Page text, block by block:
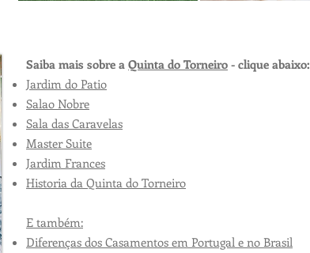
Saiba mais sobre a Quinta do Torneiro - clique abaixo:
Jardim do Patio
Salao Nobre
Sala das Caravelas
Master Suite
Jardim Frances
Historia da Quinta do Torneiro
E também:
Diferenças dos Casamentos em Portugal e no Brasil